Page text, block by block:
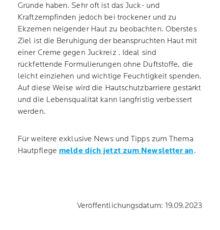
Gründe haben. Sehr oft ist das Juck- und
Kraftzempfinden jedoch bei trockener und zu
Ekzemen neigender Haut zu beobachten. Oberstes
Ziel ist die Beruhigung der beanspruchten Haut mit
einer Creme gegen Juckreiz . Ideal sind
rückfettende Formulierungen ohne Duftstoffe, die
leicht einziehen und wichtige Feuchtigkeit spenden.
Auf diese Weise wird die Hautschutzbarriere gestärkt
und die Lebensqualität kann langfristig verbessert
werden.
Für weitere exklusive News und Tipps zum Thema
Hautpflege melde dich jetzt zum Newsletter an.
Veröffentlichungsdatum: 19.09.2023